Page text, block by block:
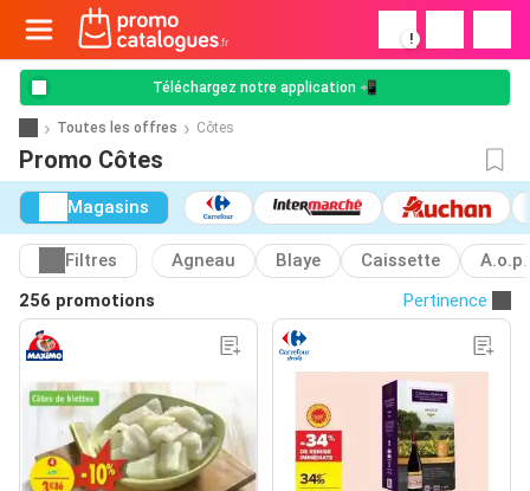
!
Téléchargez notre application 📲
Toutes les offres Côtes
Promo Côtes
Magasins
Filtres Agneau Blaye Caissette
A.o.p.
256 promotions
Pertinence